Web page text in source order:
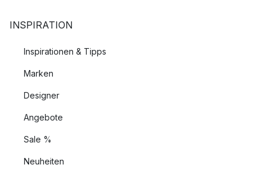
INSPIRATION
Inspirationen & Tipps
Marken
Designer
Angebote
Sale %
Neuheiten